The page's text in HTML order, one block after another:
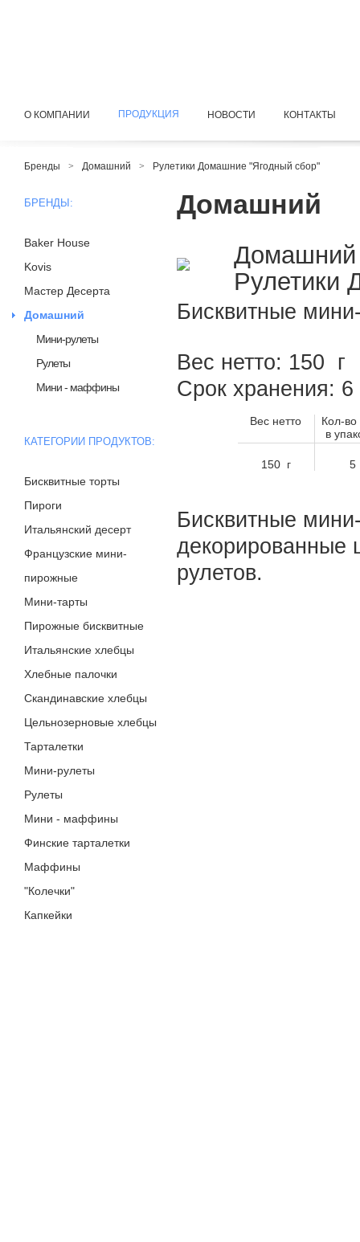
О КОМПАНИИ ПРОДУКЦИЯ НОВОСТИ КОНТАКТЫ
Бренды > Домашний > Рулетики Домашние "Ягодный сбор"
Домашний
Домашний
Рулетики
Бисквитные
Вес нетто: 150 г
Срок хранения:
Вес нетто
Кол-во
в
150 г 5
Бисквитные
декорированные
рулетов.
БРЕНДЫ:
Baker House
Kovis
Мастер Десерта
Домашний
Мини-рулеты
Рулеты
Мини - маффины
КАТЕГОРИИ ПРОДУКТОВ:
Бисквитные торты
Пироги
Итальянский десерт
Французские мини-
пирожные
Мини-тарты
Пирожные бисквитные
Итальянские хлебцы
Хлебные палочки
Скандинавские хлебцы
Цельнозерновые хлебцы
Тарталетки
Мини-рулеты
Рулеты
Мини - маффины
Финские тарталетки
Маффины
"Колечки"
Капкейки